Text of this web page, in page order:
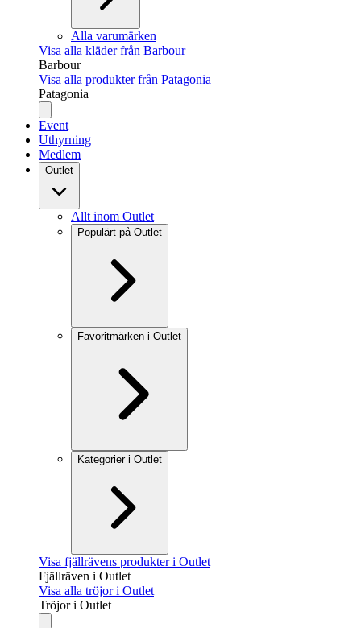
Alla varumärken
Visa alla kläder från Barbour
Barbour
Visa alla produkter från Patagonia
Patagonia
Event
Uthyrning
Medlem
Outlet
Allt inom Outlet
Populärt på Outlet
Favoritmärken i Outlet
Kategorier i Outlet
Visa fjällrävens produkter i Outlet
Fjällräven i Outlet
Visa alla tröjor i Outlet
Tröjor i Outlet